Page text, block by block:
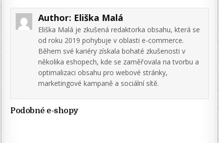
Author: Eliška Malá
Eliška Malá je zkušená redaktorka obsahu, která se
od roku 2019 pohybuje v oblasti e-commerce.
Během své kariéry získala bohaté zkušenosti v
několika eshopech, kde se zaměřovala na tvorbu a
optimalizaci obsahu pro webové stránky,
marketingové kampaně a sociální sítě.
Podobné e-shopy